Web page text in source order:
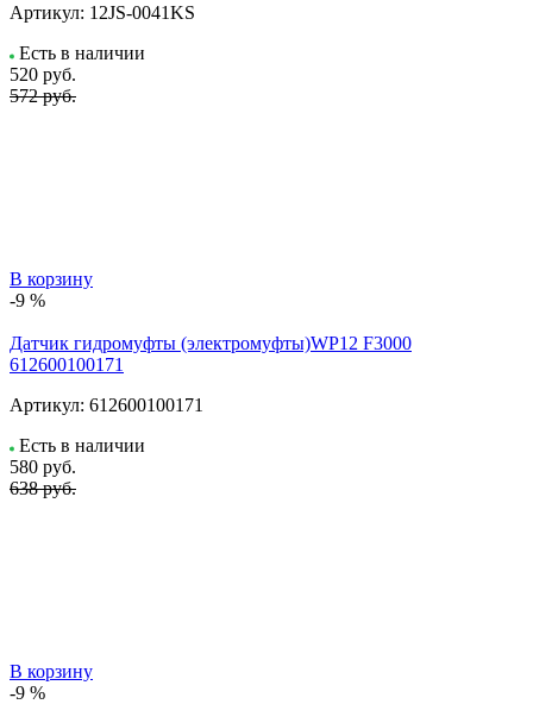
Артикул: 12JS-0041KS
Есть в наличии
520 руб.
572 руб.
В корзину
-9 %
Датчик гидромуфты (электромуфты)WP12 F3000
612600100171
Артикул: 612600100171
Есть в наличии
580 руб.
638 руб.
В корзину
-9 %